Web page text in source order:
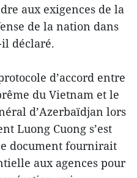
aux exigences de la
de la nation dans
déclaré.
d’accord entre
du Vietnam et le
d’Azerbaïdjan lors
Luong Cuong s’est
document fournirait
aux agences pour